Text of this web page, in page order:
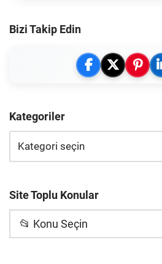
Bizi Takip Edin
Kategoriler
Site Toplu Konular
📂 Konu Seçin